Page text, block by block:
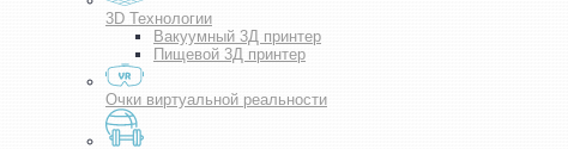
3D Технологии
Вакуумный 3Д принтер
Пищевой 3Д принтер
Очки виртуальной реальности